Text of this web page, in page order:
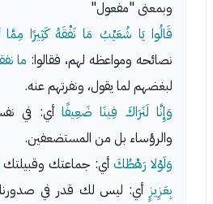
وبمعنى "مفعول"
قَالُوا يَا شُعَيْبُ مَا نَفْقَهُ كَثِيرًا مِمَّا
نصائحه ومواعظه لهم، فقالوا: ما
لبغضهم لما يقول، ونفرتهم عنه.
وَإِنَّا لَنَرَاكَ فِينَا ضَعِيفًا أي: في
والرؤساء بل من المستضعفين.
وَلَوْلا رَهْطُكَ أي: جماعتك وقبيلتك
بِعَزِيزٍ أي: ليس لك قدر في صدورنا،